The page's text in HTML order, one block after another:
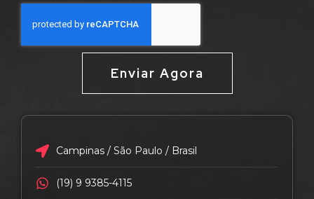
Enviar Agora
Campinas / São Paulo / Brasil
(19) 9 9385-4115